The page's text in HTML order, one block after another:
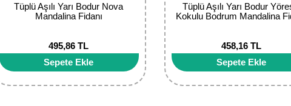
Tüplü Aşılı Yarı Bodur Nova
Mandalina Fidanı
495,86 TL
Sepete Ekle
Tüplü Aşılı Yarı Bodur
Kokulu Bodrum Mandalina
458,16 TL
Sepete Ekle